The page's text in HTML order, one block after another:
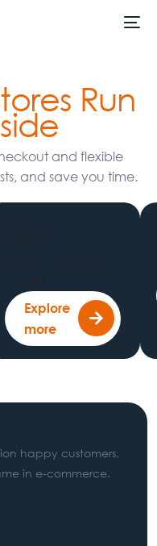
Run
and flexible
and save you time.
Explore
more
happy customers,
in e-commerce.